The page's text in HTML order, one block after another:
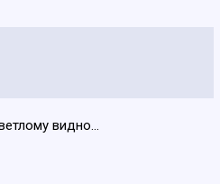
видно...